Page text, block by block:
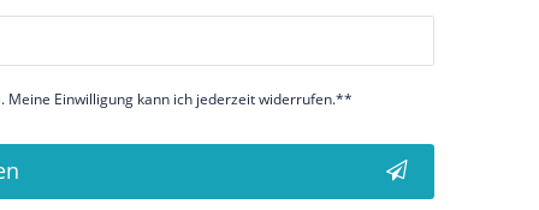
Meine Einwilligung kann ich jederzeit widerrufen.**